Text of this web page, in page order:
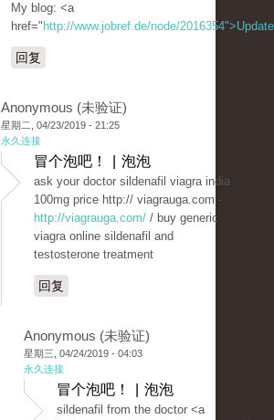
My blog: <a
href=" http://www.jobref.de/node/2016354">Update
回复
Anonymous (未验证)
星期二, 04/23/2019 - 21:25
永久连接
冒个泡吧！ | 泡泡
ask your doctor sildenafil viagra india
100mg price http:// viagrauga.com -
http://viagrauga.com/ / buy generic
viagra online sildenafil and
testosterone treatment
回复
Anonymous (未验证)
星期三, 04/24/2019 - 04:03
永久连接
冒个泡吧！ | 泡泡
sildenafil from the doctor <a